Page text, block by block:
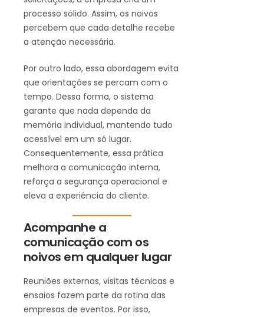
processo sólido. Assim, os noivos
percebem que cada detalhe recebe
a atenção necessária.
Por outro lado, essa abordagem evita
que orientações se percam com o
tempo. Dessa forma, o sistema
garante que nada dependa da
memória individual, mantendo tudo
acessível em um só lugar.
Consequentemente, essa prática
melhora a comunicação interna,
reforça a segurança operacional e
eleva a experiência do cliente.
Acompanhe a
comunicação com os
noivos em qualquer lugar
Reuniões externas, visitas técnicas e
ensaios fazem parte da rotina das
empresas de eventos. Por isso,